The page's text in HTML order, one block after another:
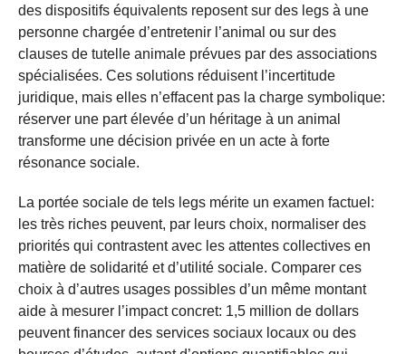
des dispositifs équivalents reposent sur des legs à une
personne chargée d’entretenir l’animal ou sur des
clauses de tutelle animale prévues par des associations
spécialisées. Ces solutions réduisent l’incertitude
juridique, mais elles n’effacent pas la charge symbolique:
réserver une part élevée d’un héritage à un animal
transforme une décision privée en un acte à forte
résonance sociale.
La portée sociale de tels legs mérite un examen factuel:
les très riches peuvent, par leurs choix, normaliser des
priorités qui contrastent avec les attentes collectives en
matière de solidarité et d’utilité sociale. Comparer ces
choix à d’autres usages possibles d’un même montant
aide à mesurer l’impact concret: 1,5 million de dollars
peuvent financer des services sociaux locaux ou des